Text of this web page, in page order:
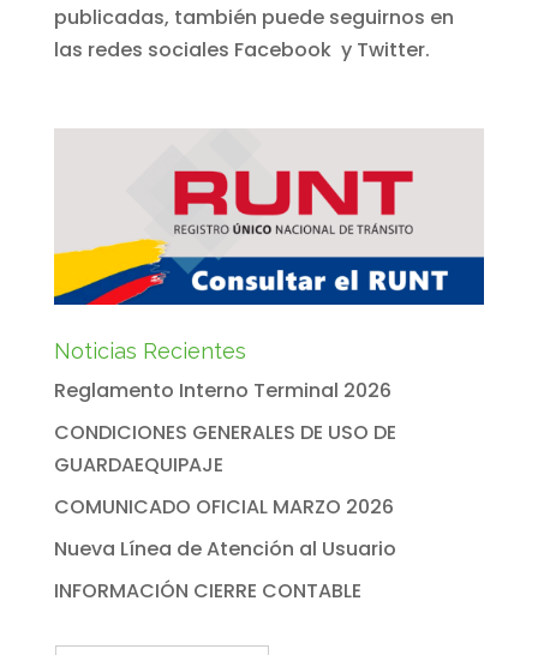
publicadas, también puede seguirnos en
las redes sociales Facebook y Twitter.
Noticias Recientes
Reglamento Interno Terminal 2026
CONDICIONES GENERALES DE USO DE
GUARDAEQUIPAJE
COMUNICADO OFICIAL MARZO 2026
Nueva Línea de Atención al Usuario
INFORMACIÓN CIERRE CONTABLE